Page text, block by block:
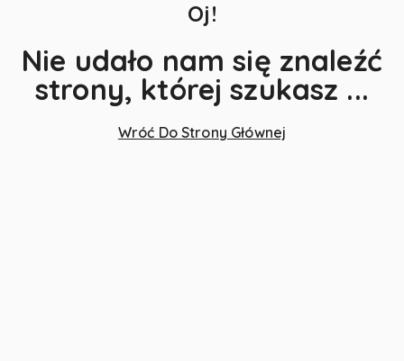
Oj!
Nie udało nam się znaleźć
strony, której szukasz ...
Wróć Do Strony Głównej